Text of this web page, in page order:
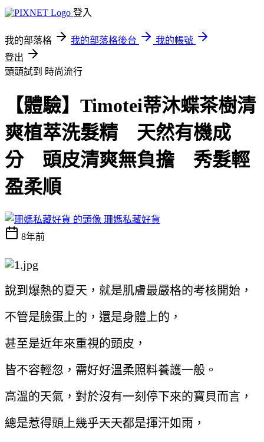
登入
我的部落格 我的部落格後台
我的帳號
登出
頭頭試到 時尚流行
【體驗】Timotei蒂沐蝶茶樹清
爽植萃洗髮精 天然有機成
分 頭皮清爽無負擔 秀髮輕
盈柔順
珊媽私藏好貨
8年前
說到爆熱的夏天，就是肌膚最嚴格的考核開始，
不管是臉蛋上的，還是身體上的，
甚至是近年來重視的頭皮，
皆不容輕忽，需好好溫柔照料養護一般。
高溫的天氣，對於沒有一刻停下來的寶貝而言，
總是惹得頭上幾乎天天都是揮汗如雨，